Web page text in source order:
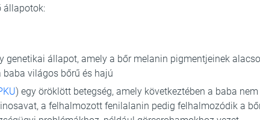
állapotok:
genetikai állapot, amely a bőr melanin pigmentjeinek
baba világos bőrű és hajú
) egy öröklött betegség, amely következtében a baba
a felhalmozott fenilalanin pedig felhalmozódik a